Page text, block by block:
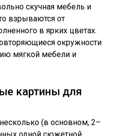
скучная мебель и
взрываются от
в ярких цветах.
окружности
мягкой мебели и
картины для
(в основном, 2–